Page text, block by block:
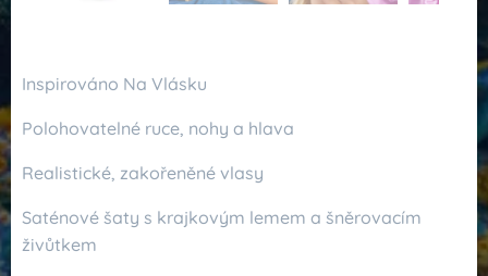
Inspirováno Na Vlásku
Polohovatelné ruce, nohy a hlava
Realistické, zakořeněné vlasy
Saténové šaty s krajkovým lemem a šněrovacím
živůtkem